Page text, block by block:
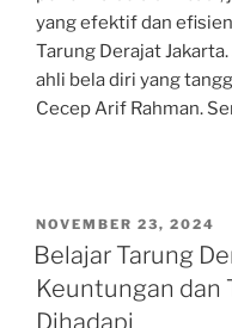
yang efektif dan
Tarung Derajat
ahli bela diri yang
Cecep Arif Rahman.
POSTED
ON
NOVEMBER 23, 2024
Belajar Tarung
Keuntungan dan
Dihadapi